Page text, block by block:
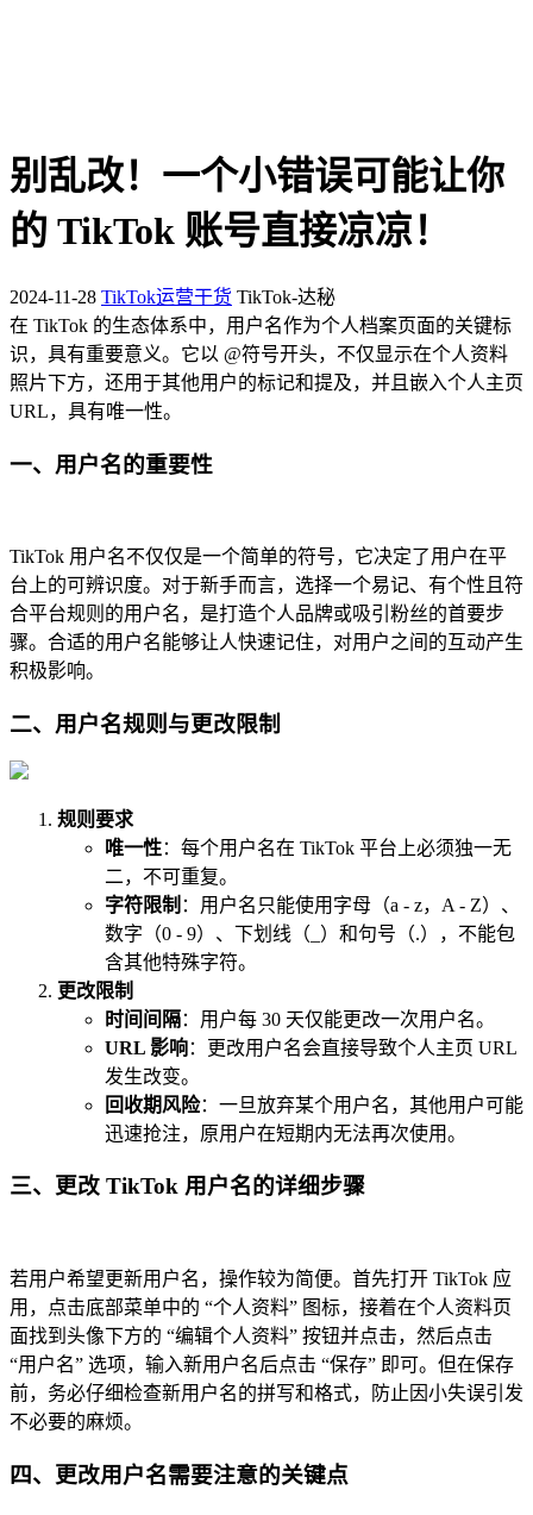
别乱改！一个小错误可能让你
的 TikTok 账号直接凉凉！
2024-11-28 TikTok运营干货 TikTok-达秘
在 TikTok 的生态体系中，用户名作为个人档案页面的关键标
识，具有重要意义。它以 @符号开头，不仅显示在个人资料
照片下方，还用于其他用户的标记和提及，并且嵌入个人主页
URL，具有唯一性。
一、用户名的重要性
TikTok 用户名不仅仅是一个简单的符号，它决定了用户在平
台上的可辨识度。对于新手而言，选择一个易记、有个性且符
合平台规则的用户名，是打造个人品牌或吸引粉丝的首要步
骤。合适的用户名能够让人快速记住，对用户之间的互动产生
积极影响。
二、用户名规则与更改限制
规则要求
唯一性：每个用户名在 TikTok 平台上必须独一无
二，不可重复。
字符限制 ：用户名只能使用字母（a - z，A - Z）、
数字（0 - 9）、下划线（_）和句号（.），不能包
含其他特殊字符。
更改限制
时间间隔：用户每 30 天仅能更改一次用户名。
URL 影响：更改用户名会直接导致个人主页 URL
发生改变。
回收期风险：一旦放弃某个用户名，其他用户可能
迅速抢注，原用户在短期内无法再次使用。
三、更改 TikTok 用户名的详细步骤
若用户希望更新用户名，操作较为简便。首先打开 TikTok 应
用，点击底部菜单中的 “个人资料” 图标，接着在个人资料页
面找到头像下方的 “编辑个人资料” 按钮并点击，然后点击
“用户名” 选项，输入新用户名后点击 “保存” 即可。但在保存
前，务必仔细检查新用户名的拼写和格式，防止因小失误引发
不必要的麻烦。
四、更改用户名需要注意的关键点